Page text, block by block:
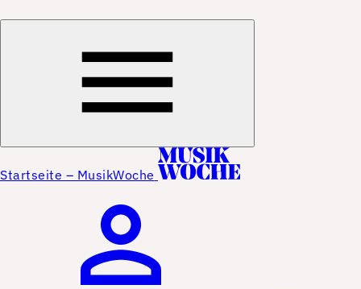
Startseite – MusikWoche